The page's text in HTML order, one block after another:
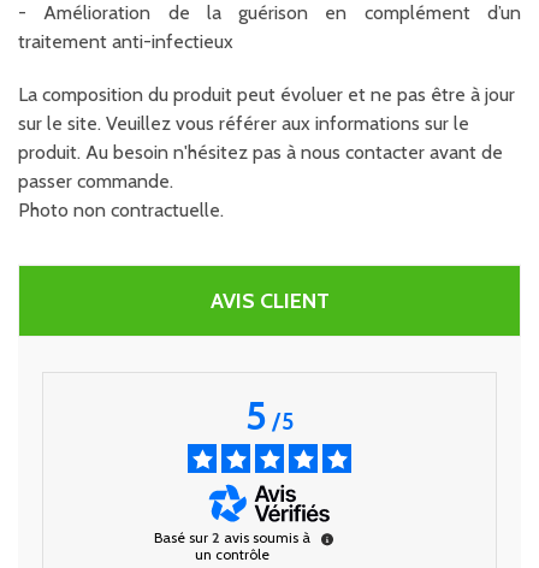
- Amélioration de la guérison en complément d’un
traitement anti-infectieux
La composition du produit peut évoluer et ne pas être à jour
sur le site. Veuillez vous référer aux informations sur le
produit. Au besoin n'hésitez pas à nous contacter avant de
passer commande.
Photo non contractuelle.
AVIS CLIENT
5/5
Basé sur 2 avis soumis à
un contrôle